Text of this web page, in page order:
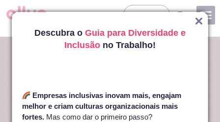
Descubra o Guia para Diversidade e
Inclusão no Trabalho!
Empresas inclusivas inovam mais, engajam
melhor e criam culturas organizacionais mais
fortes. Mas como dar o primeiro passo?
Entrar